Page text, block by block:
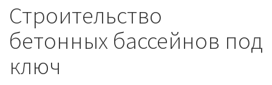
Строительство
бетонных бассейнов под
ключ